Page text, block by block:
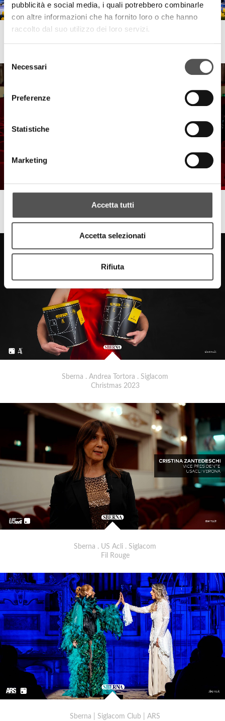
pubblicità e social media, i quali potrebbero combinarle
con altre informazioni che ha fornito loro o che hanno
raccolto dal suo utilizzo dei loro servizi.
del
consenso
Necessari
Preferenze
Statistiche
Marketing
Accetta tutti
Accetta selezionati
Rifiuta
FinecoBank . Sberna
La Donna Alata - 9.12.2023 Padova
Sberna . Andrea Tortora . Siglacom
Christmas 2023
Sberna . US Acli . Siglacom
Fil Rouge
Sberna | Siglacom Club | ARS